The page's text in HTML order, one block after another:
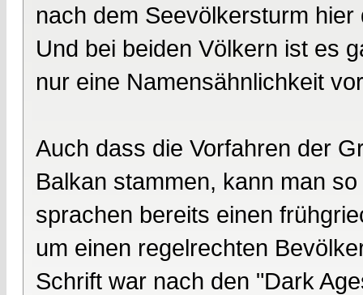
nach dem Seevölkersturm
Und bei beiden Völkern ist es
nur eine Namensähnlichkeit
Auch dass die Vorfahren der
Balkan stammen, kann man
sprachen bereits einen
um einen regelrechten
Schrift war nach den "Dark